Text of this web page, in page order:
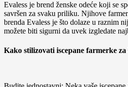
Evaless je brend ženske odeće koji se
savršen za svaku priliku. Njihove
brenda Evaless je što dolaze u raznim
možete biti sigurni da uvek izgledate
Kako stilizovati iscepane farmerke za